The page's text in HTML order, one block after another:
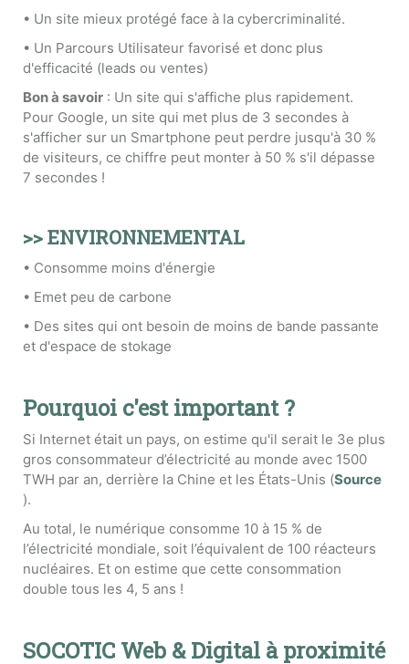
• Un site mieux protégé face à la cybercriminalité.
• Un Parcours Utilisateur favorisé et donc plus
d'efficacité (leads ou ventes)
Bon à savoir : Un site qui s'affiche plus rapidement.
Pour Google, un site qui met plus de 3 secondes à
s'afficher sur un Smartphone peut perdre jusqu'à 30 %
de visiteurs, ce chiffre peut monter à 50 % s'il dépasse
7 secondes !
>> ENVIRONNEMENTAL
• Consomme moins d'énergie
• Emet peu de carbone
• Des sites qui ont besoin de moins de bande passante
et d'espace de stokage
Pourquoi c'est important ?
Si Internet était un pays, on estime qu'il serait le 3e plus
gros consommateur d’électricité au monde avec 1500
TWH par an, derrière la Chine et les États-Unis (Source
).
Au total, le numérique consomme 10 à 15 % de
l’électricité mondiale, soit l’équivalent de 100 réacteurs
nucléaires. Et on estime que cette consommation
double tous les 4, 5 ans !
SOCOTIC Web & Digital à proximité